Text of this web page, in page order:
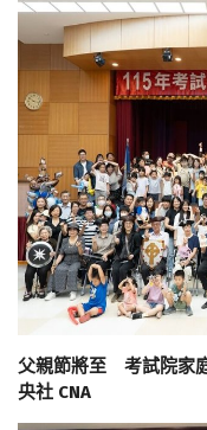
父親節將至 考試院家
央社 CNA